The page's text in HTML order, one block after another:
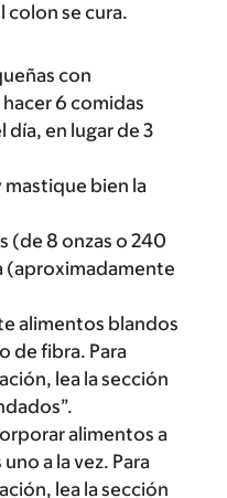
colon se cura.
con
6 comidas
día, en lugar de 3
bien la
(de 8 onzas o 240
(aproximadamente
alimentos blandos
de fibra. Para
lea la sección
alimentos a
a la vez. Para
lea la sección